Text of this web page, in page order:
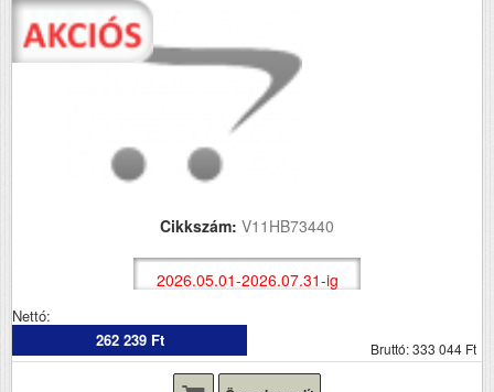
Cikkszám: V11HB73440
2026.05.01-2026.07.31-ig
Nettó:
262 239 Ft
Bruttó: 333 044 Ft